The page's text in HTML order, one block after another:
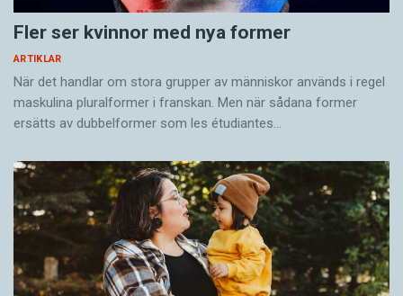
Fler ser kvinnor med nya former
ARTIKLAR
När det handlar om stora grupper av människor används i regel
maskulina pluralformer i franskan. Men när sådana ­former
ersätts av dubbel­former som les étudiantes…